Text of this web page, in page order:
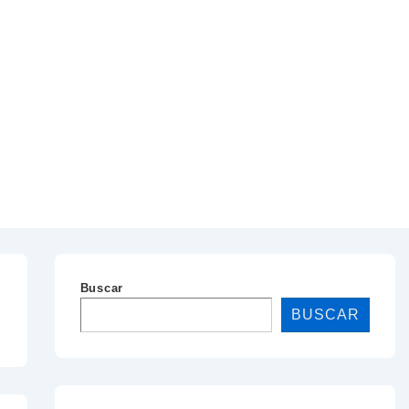
Buscar
BUSCAR